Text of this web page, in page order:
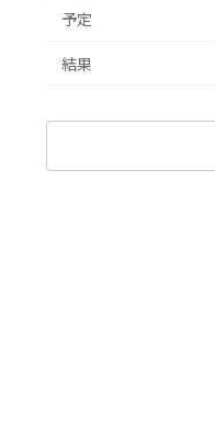
予定
結果